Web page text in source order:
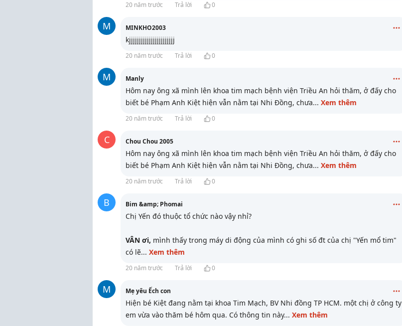
20 năm trước Trả lời 0
M MINKHO2003
kjjjjjjjjjjjjjjjjjjjjjjj
20 năm trước Trả lời 0
M Manly
Hôm nay ông xã mình lên khoa tim mạch bệnh viện Triều An hỏi thăm, ở đấy cho
biết bé Phạm Anh Kiệt hiện vẫn nằm tại Nhi Đồng, chưa... Xem thêm
20 năm trước Trả lời 0
C Chou Chou 2005
Hôm nay ông xã mình lên khoa tim mạch bệnh viện Triều An hỏi thăm, ở đấy cho
biết bé Phạm Anh Kiệt hiện vẫn nằm tại Nhi Đồng, chưa... Xem thêm
20 năm trước Trả lời 0
B Bim &amp; Phomai
Chị Yến đó thuộc tổ chức nào vậy nhỉ?
VÂN ơi, mình thấy trong máy di động của mình có ghi số đt của chị "Yến mổ tim"
có lẽ... Xem thêm
20 năm trước Trả lời 0
M Mẹ yêu Ếch con
Hiện bé Kiệt đang nằm tại khoa Tim Mạch, BV Nhi đồng TP HCM. một chị ở công ty
em vừa vào thăm bé hôm qua. Có thông tin này... Xem thêm